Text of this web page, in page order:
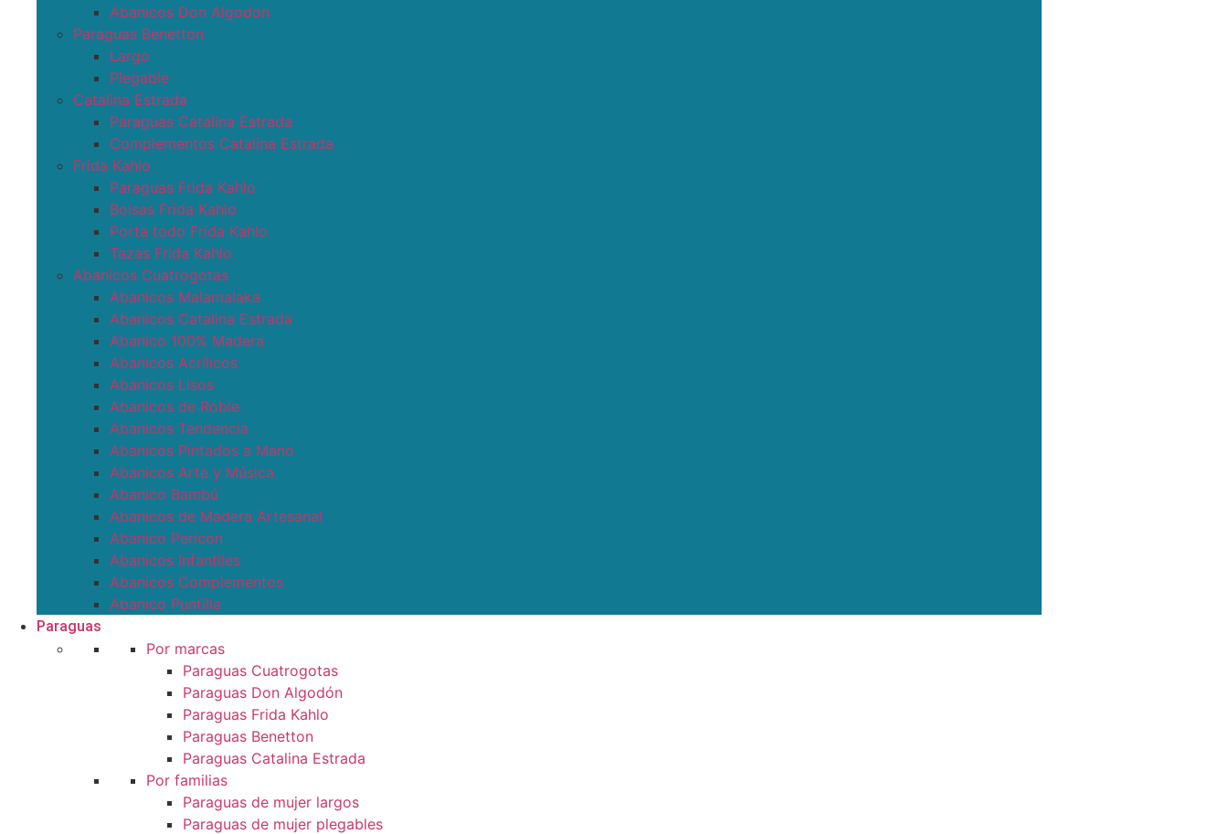
Abanicos Don Algodon
Paraguas Benetton
Largo
Plegable
Catalina Estrada
Paraguas Catalina Estrada
Complementos Catalina Estrada
Frida Kahlo
Paraguas Frida Kahlo
Bolsas Frida Kahlo
Porta todo Frida Kahlo
Tazas Frida Kahlo
Abanicos Cuatrogotas
Abanicos Malamalaka
Abanicos Catalina Estrada
Abanico 100% Madera
Abanicos Acrílicos
Abanicos Lisos
Abanicos de Roble
Abanicos Tendencia
Abanicos Pintados a Mano
Abanicos Arte y Música
Abanico Bambú
Abanicos de Madera Artesanal
Abanico Pericon
Abanicos Infantiles
Abanicos Complementos
Abanico Puntilla
Paraguas
Por marcas
Paraguas Cuatrogotas
Paraguas Don Algodón
Paraguas Frida Kahlo
Paraguas Benetton
Paraguas Catalina Estrada
Por familias
Paraguas de mujer largos
Paraguas de mujer plegables